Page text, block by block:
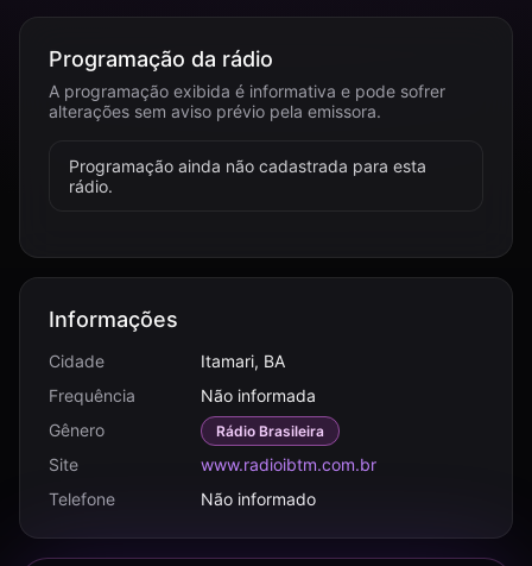
Programação da rádio
A programação exibida é informativa e pode sofrer
alterações sem aviso prévio pela emissora.
Programação ainda não cadastrada para esta
rádio.
Informações
Cidade
Itamari, BA
Frequência
Não informada
Gênero
Rádio Brasileira
Site
www.radioibtm.com.br
Telefone
Não informado